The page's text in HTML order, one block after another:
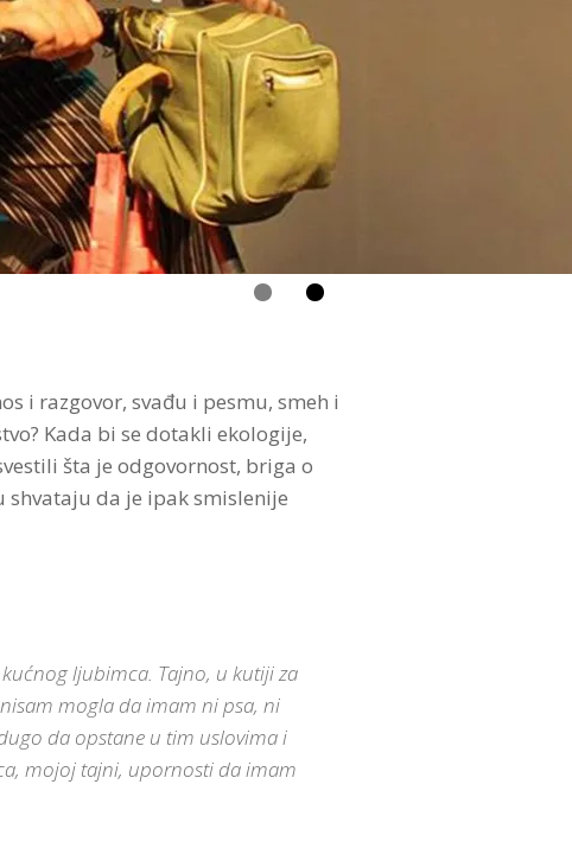
i razgovor, svađu i pesmu, smeh i
Kada bi se dotakli ekologije,
šta je odgovornost, briga o
da je ipak smislenije
ljubimca. Tajno, u kutiji za
mogla da imam ni psa, ni
da opstane u tim uslovima i
mojoj tajni, upornosti da imam